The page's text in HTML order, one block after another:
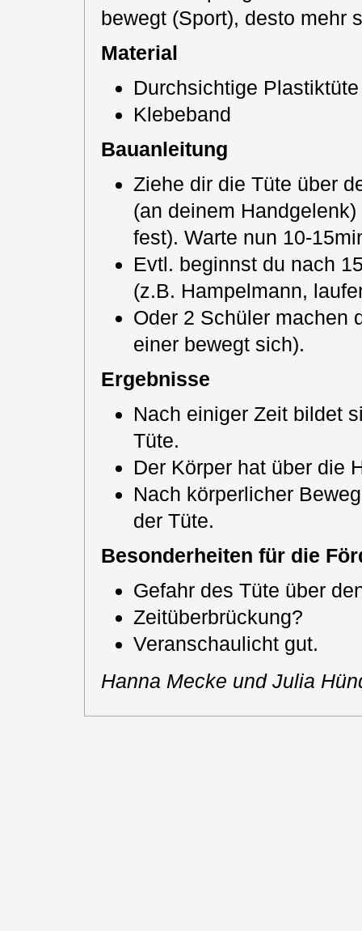
bewegt (Sport), desto mehr
Material
Durchsichtige Plastiktüte
Klebeband
Bauanleitung
Ziehe dir die Tüte über
(an deinem
fest). Warte nun 10-
Evtl. beginnst du nach
(z.B. Hampelmann,
Oder 2 Schüler machen
einer bewegt sich).
Ergebnisse
Nach einiger Zeit bildet
Tüte.
Der Körper hat über die
Nach körperlicher
der Tüte.
Besonderheiten für die
Gefahr des Tüte über
Zeitüberbrückung?
Veranschaulicht gut.
Hanna Mecke und Julia